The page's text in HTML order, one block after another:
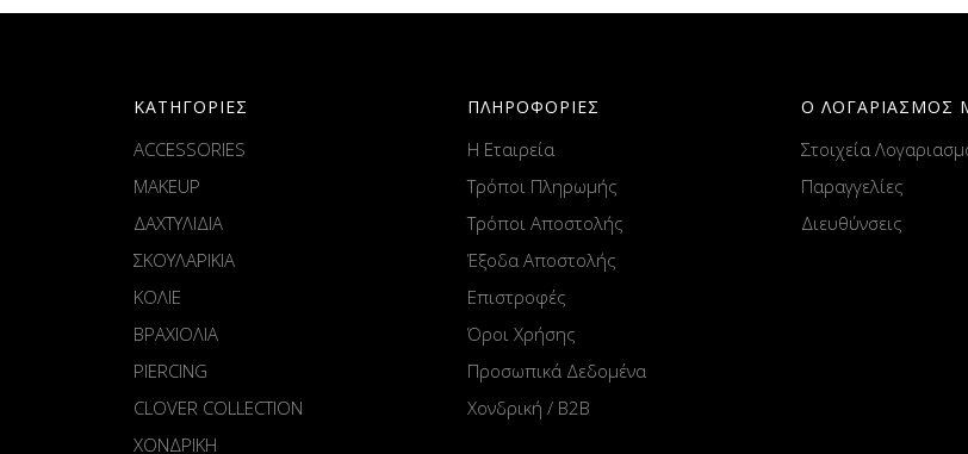
ΚΑΤΗΓΟΡΙΕΣ
ACCESSORIES
MAKEUP
ΔΑΧΤΥΛΙΔΙΑ
ΣΚΟΥΛΑΡΙΚΙΑ
ΚΟΛΙΕ
ΒΡΑΧΙΟΛΙΑ
PIERCING
CLOVER COLLECTION
ΧΟΝΔΡΙΚΗ
ΠΛΗΡΟΦΟΡΙΕΣ
Η Εταιρεία
Τρόποι Πληρωμής
Τρόποι Αποστολής
Έξοδα Αποστολής
Επιστροφές
Όροι Χρήσης
Προσωπικά Δεδομένα
Χονδρική / B2B
Ο ΛΟΓΑΡΙΑΣΜΟΣ
Στοιχεία
Παραγγελίες
Διευθύνσεις